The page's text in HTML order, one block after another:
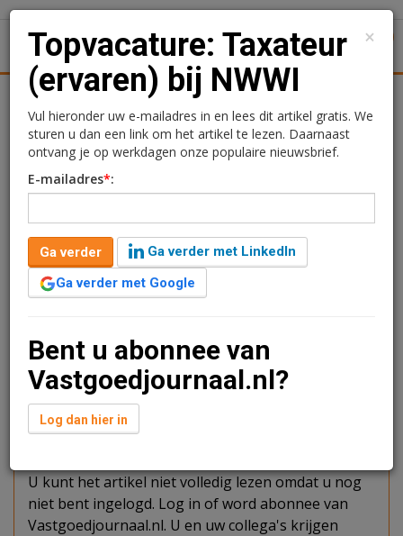
Juridisch | Fiscaal Transacties
Topvacature: Taxateur
(ervaren) bij NWWI
Redactie
22 mei 2026 om 10:27
3 maanden geleden aangepast
1 minuut leestijd
Het Nederlands Woning Waarde Instituut (NWWI)
inhoudelijk toetsen van taxatierapporten en het
schakelen met taxateurs over onduidelijkheden of
afwijkingen.
U kunt het artikel niet volledig lezen omdat u nog
niet bent ingelogd. Log in of word abonnee van
Vastgoedjournaal.nl. U en uw collega's krijgen
×
Topvacature: Taxateur
(ervaren) bij NWWI
Vul hieronder uw e-mailadres in en lees dit artikel gratis. We
sturen u dan een link om het artikel te lezen. Daarnaast
ontvang je op werkdagen onze populaire nieuwsbrief.
E-mailadres*:
Ga verder
Ga verder met LinkedIn
Ga verder met Google
Bent u abonnee van
Vastgoedjournaal.nl?
Log dan hier in